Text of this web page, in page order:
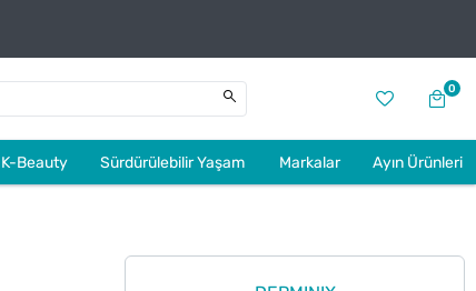
0
K-Beauty Sürdürülebilir Yaşam Markalar Ayın Ürünleri